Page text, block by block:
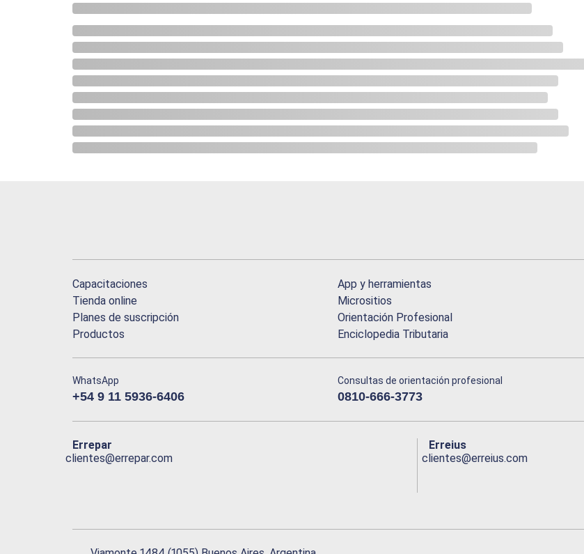
Capacitaciones
Tienda online
Planes de suscripción
Productos
App y herramientas
Micrositios
Orientación Profesional
Enciclopedia Tributaria
WhatsApp
+54 9 11 5936-6406
Consultas de orientación profesional
0810-666-3773
Errepar
clientes@errepar.com
Erreius
clientes@erreius.com